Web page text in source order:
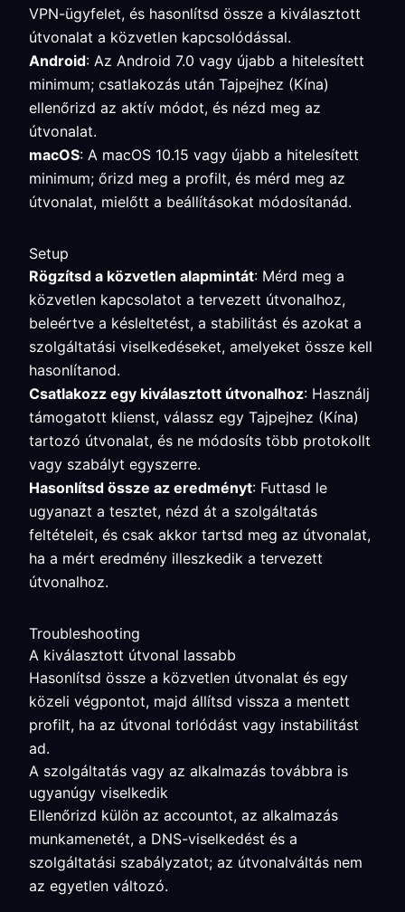
VPN-ügyfelet, és hasonlítsd össze a kiválasztott
útvonalat a közvetlen kapcsolódással.
Android: Az Android 7.0 vagy újabb a hitelesített
minimum; csatlakozás után Tajpejhez (Kína)
ellenőrizd az aktív módot, és nézd meg az
útvonalat.
macOS: A macOS 10.15 vagy újabb a hitelesített
minimum; őrizd meg a profilt, és mérd meg az
útvonalat, mielőtt a beállításokat módosítanád.
Setup
Rögzítsd a közvetlen alapmintát: Mérd meg a
közvetlen kapcsolatot a tervezett útvonalhoz,
beleértve a késleltetést, a stabilitást és azokat a
szolgáltatási viselkedéseket, amelyeket össze kell
hasonlítanod.
Csatlakozz egy kiválasztott útvonalhoz: Használj
támogatott klienst, válassz egy Tajpejhez (Kína)
tartozó útvonalat, és ne módosíts több protokollt
vagy szabályt egyszerre.
Hasonlítsd össze az eredményt: Futtasd le
ugyanazt a tesztet, nézd át a szolgáltatás
feltételeit, és csak akkor tartsd meg az útvonalat,
ha a mért eredmény illeszkedik a tervezett
útvonalhoz.
Troubleshooting
A kiválasztott útvonal lassabb
Hasonlítsd össze a közvetlen útvonalat és egy
közeli végpontot, majd állítsd vissza a mentett
profilt, ha az útvonal torlódást vagy instabilitást
ad.
A szolgáltatás vagy az alkalmazás továbbra is
ugyanúgy viselkedik
Ellenőrizd külön az accountot, az alkalmazás
munkamenetét, a DNS-viselkedést és a
szolgáltatási szabályzatot; az útvonalváltás nem
az egyetlen változó.